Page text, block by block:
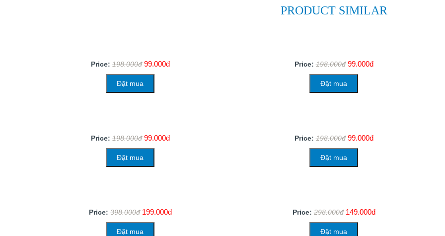
PRODUCT SIMILAR
Price: 198.000đ 99.000đ
Đặt mua
Price: 198.000đ 99.000đ
Đặt mua
Price: 198.000đ 99.000đ
Đặt mua
Price: 198.000đ 99.000đ
Đặt mua
Price: 398.000đ 199.000đ
Đặt mua
Price: 298.000đ 149.000đ
Đặt mua